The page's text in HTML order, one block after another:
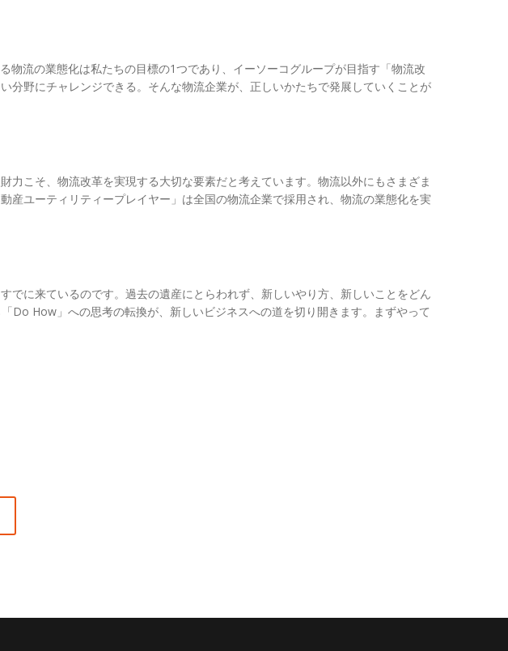
流の業態化は私たちの目標の1つであり、イーソーコグループが目指す「物流改
野にチャレンジできる。そんな物流企業が、正しいかたちで発展していくことが
こそ、物流改革を実現する大切な要素だと考えています。物流以外にもさまざま
ユーティリティープレイヤー」は全国の物流企業で採用され、物流の業態化を実
に来ているのです。過去の遺産にとらわれず、新しいやり方、新しいことをどん
Do How」への思考の転換が、新しいビジネスへの道を切り開きます。まずやって